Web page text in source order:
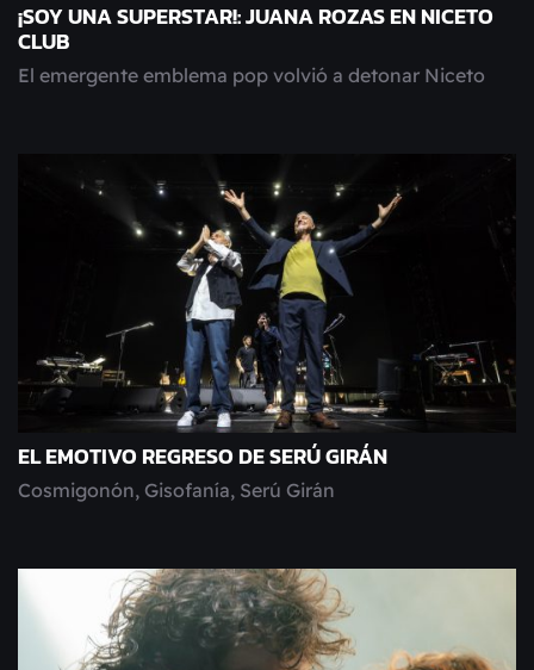
¡SOY UNA SUPERSTAR!: JUANA ROZAS EN NICETO
CLUB
El emergente emblema pop volvió a detonar Niceto
EL EMOTIVO REGRESO DE SERÚ GIRÁN
Cosmigonón, Gisofanía, Serú Girán